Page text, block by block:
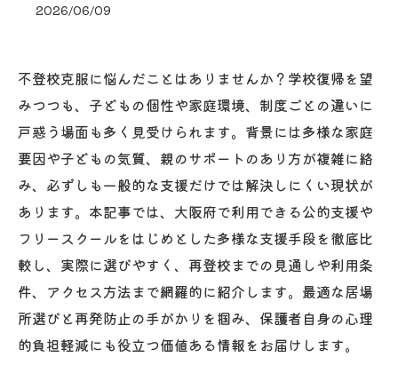
2026/06/09
不登校克服に悩んだことはありませんか？学校復帰を望
みつつも、子どもの個性や家庭環境、制度ごとの違いに
戸惑う場面も多く見受けられます。背景には多様な家庭
要因や子どもの気質、親のサポートのあり方が複雑に絡
み、必ずしも一般的な支援だけでは解決しにくい現状が
あります。本記事では、大阪府で利用できる公的支援や
フリースクールをはじめとした多様な支援手段を徹底比
較し、実際に選びやすく、再登校までの見通しや利用条
件、アクセス方法まで網羅的に紹介します。最適な居場
所選びと再発防止の手がかりを掴み、保護者自身の心理
的負担軽減にも役立つ価値ある情報をお届けします。